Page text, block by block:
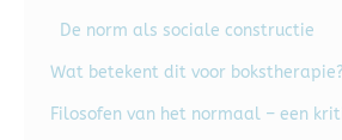
De norm als sociale constructie
Wat betekent dit voor bokstherapie?
Filosofen van het normaal – een